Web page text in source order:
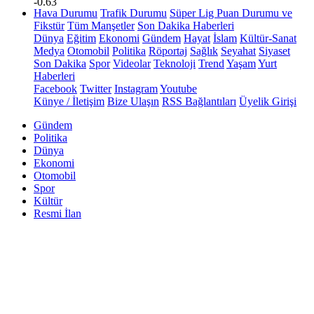
Hava Durumu Trafik Durumu Süper Lig Puan Durumu ve
Fikstür Tüm Manşetler Son Dakika Haberleri
Dünya Eğitim Ekonomi Gündem Hayat İslam Kültür-Sanat
Medya Otomobil Politika Röportaj Sağlık Seyahat Siyaset
Son Dakika Spor Videolar Teknoloji Trend YaşamYurt
Haberleri
Facebook Twitter InstagramYoutube
Künye / İletişim Bize Ulaşın RSS Bağlantıları Üyelik Girişi
Gündem
Politika
Dünya
Ekonomi
Otomobil
Spor
Kültür
Resmi İlan